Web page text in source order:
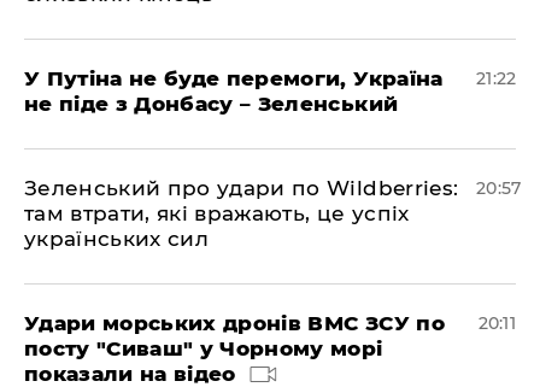
У Путіна не буде перемоги, Україна
не піде з Донбасу – Зеленський
21:22
Зеленський про удари по Wildberries:
там втрати, які вражають, це успіх
українських сил
20:57
Удари морських дронів ВМС ЗСУ по
посту "Сиваш" у Чорному морі
показали на відео
20:11